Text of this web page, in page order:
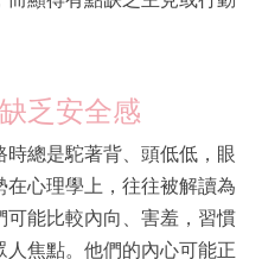
乏安全感
總是駝著背、頭低低，眼
心理學上，往往被解讀為
能比較內向、害羞，習慣
焦點。他們的內心可能正